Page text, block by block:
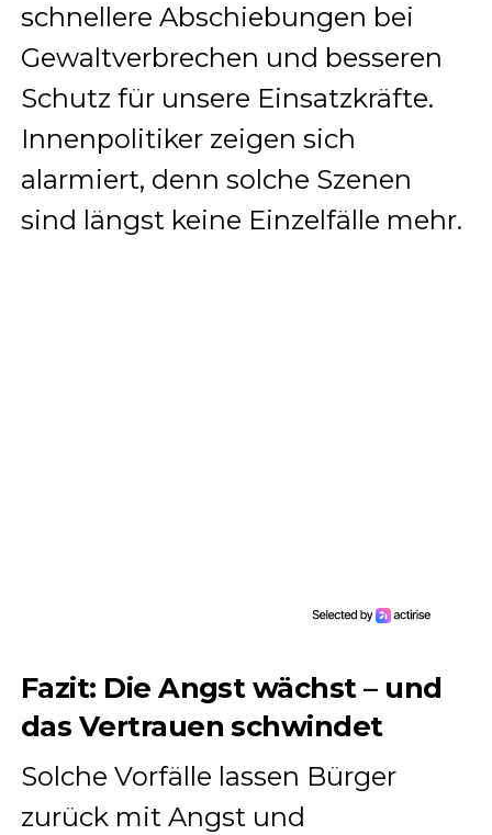
schnellere Abschiebungen bei
Gewaltverbrechen und besseren
Schutz für unsere Einsatzkräfte.
Innenpolitiker zeigen sich
alarmiert, denn solche Szenen
sind längst keine Einzelfälle mehr.
Fazit: Die Angst wächst – und
das Vertrauen schwindet
Solche Vorfälle lassen Bürger
zurück mit Angst und